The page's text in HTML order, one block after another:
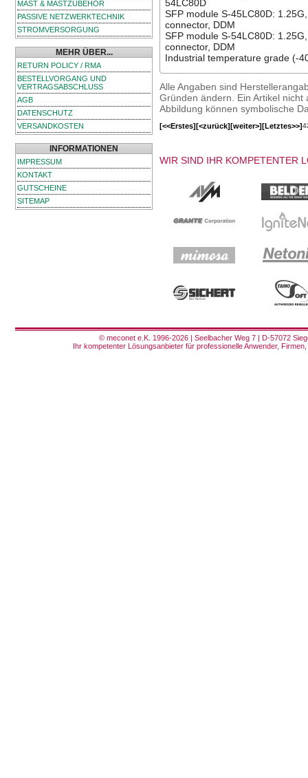
MAST & MASTZUBEHÖR
PASSIVE NETZWERKTECHNIK
STROMVERSORGUNG
MEHR ÜBER...
RETURN POLICY / RMA
BESTELLVORGANG UND
VERTRAGSABSCHLUSS
AGB
DATENSCHUTZ
VERSANDKOSTEN
INFORMATIONEN
IMPRESSUM
KONTAKT
GUTSCHEINE
SITEMAP
54LC80D
SFP module S-45LC80D:
connector, DDM
SFP module S-54LC80D:
connector, DDM
Industrial temperature grade (-
Alle Angaben sind
Gründen ändern. Ein Artikel
Abbildung können symbolische
[<<Erstes][<zurück][weiter>][Letztes>>]
WIR SIND IHR KOMPETENTER
© meconet e.K. 1996-2026 | Seelbacher Weg 7 | D-57072
Ihr kompetenter Lösungsanbieter für professionelle Anwender,